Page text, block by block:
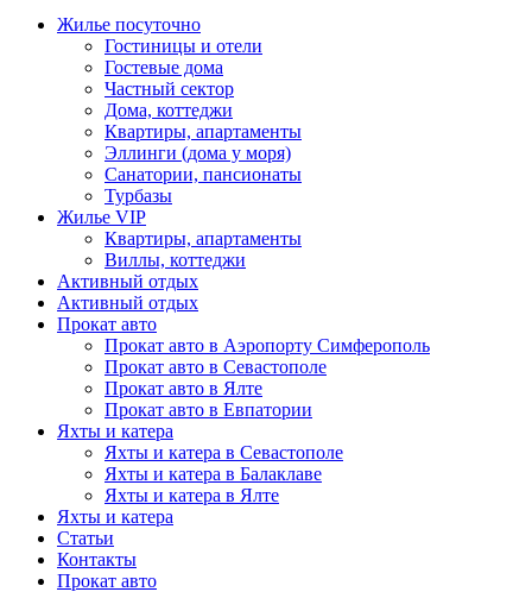
Жилье посуточно
Гостиницы и отели
Гостевые дома
Частный сектор
Дома, коттеджи
Квартиры, апартаменты
Эллинги (дома у моря)
Санатории, пансионаты
Турбазы
Жилье VIP
Квартиры, апартаменты
Виллы, коттеджи
Активный отдых
Активный отдых
Прокат авто
Прокат авто в Аэропорту Симферополь
Прокат авто в Севастополе
Прокат авто в Ялте
Прокат авто в Евпатории
Яхты и катера
Яхты и катера в Севастополе
Яхты и катера в Балаклаве
Яхты и катера в Ялте
Яхты и катера
Статьи
Контакты
Прокат авто